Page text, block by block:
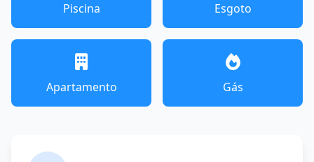
Piscina Esgoto
Apartamento Gás